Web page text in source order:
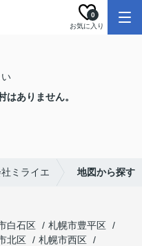
お気に入り
0
はありません。
ミライエ 地図から探す
白石区
札幌市豊平区
北区
札幌市西区